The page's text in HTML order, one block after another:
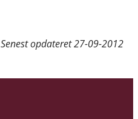
Senest opdateret27-09-2012